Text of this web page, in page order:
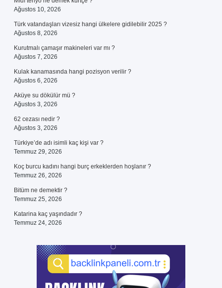
Ağustos 10, 2026
Türk vatandaşları vizesiz hangi ülkelere gidilebilir 2025 ?
Ağustos 8, 2026
Kurutmalı çamaşır makineleri var mı ?
Ağustos 7, 2026
Kulak kanamasında hangi pozisyon verilir ?
Ağustos 6, 2026
Aküye su dökülür mü ?
Ağustos 3, 2026
62 cezası nedir ?
Ağustos 3, 2026
Türkiye’de adı isimli kaç kişi var ?
Temmuz 29, 2026
Koç burcu kadını hangi burç erkeklerden hoşlanır ?
Temmuz 26, 2026
Bitüm ne demektir ?
Temmuz 25, 2026
Katarina kaç yaşındadır ?
Temmuz 24, 2026